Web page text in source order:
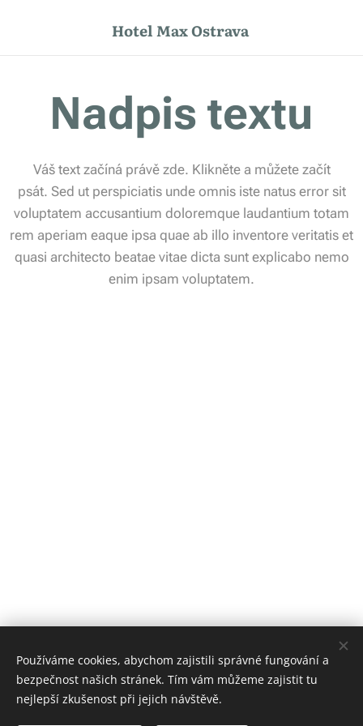
Hotel Max Ostrava
Nadpis textu
Váš text začíná právě zde. Klikněte a můžete začít
psát. Sed ut perspiciatis unde omnis iste natus error sit
voluptatem accusantium doloremque laudantium totam
rem aperiam eaque ipsa quae ab illo inventore veritatis et
quasi architecto beatae vitae dicta sunt explicabo nemo
enim ipsam voluptatem.
Používáme cookies, abychom zajistili správné fungování a
bezpečnost našich stránek. Tím vám můžeme zajistit tu
nejlepší zkušenost při jejich návštěvě.